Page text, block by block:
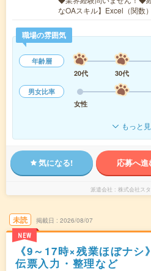
なOAスキル】Excel（関
職場の雰囲気
年齢層
20代
30代
男女比率
女性
もっと
気になる! 応募へ進
派遣会社 株式会社ス
未読
NEW
掲載日 2026/08/07
《9～17時×残業ほぼナ
伝票入力・整理など